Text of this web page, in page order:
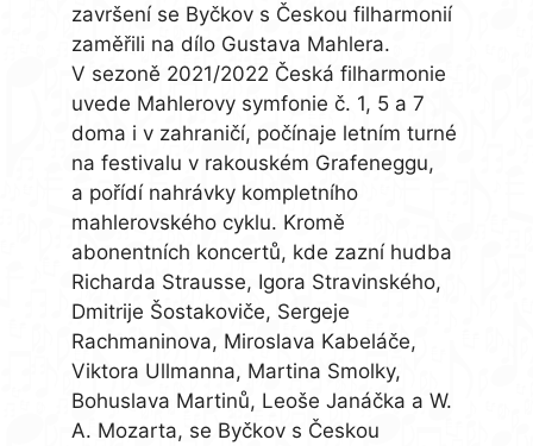
završení se Byčkov s Českou filharmonií
zaměřili na dílo Gustava Mahlera.
V sezoně 2021/2022 Česká filharmonie
uvede Mahlerovy symfonie č. 1, 5 a 7
doma i v zahraničí, počínaje letním turné
na festivalu v rakouském Grafeneggu,
a pořídí nahrávky kompletního
mahlerovského cyklu. Kromě
abonentních koncertů, kde zazní hudba
Richarda Strausse, Igora Stravinského,
Dmitrije Šostakoviče, Sergeje
Rachmaninova, Miroslava Kabeláče,
Viktora Ullmanna, Martina Smolky,
Bohuslava Martinů, Leoše Janáčka a W.
A. Mozarta, se Byčkov s Českou